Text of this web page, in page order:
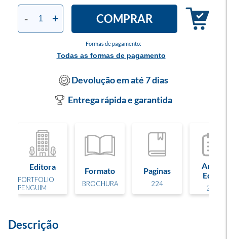
Formas de pagamento:
Todas as formas de pagamento
- + COMPRAR
Devolução em até 7 dias
Entrega rápida e garantida
Editora
PORTFOLIO
PENGUIM
Formato
BROCHURA
Paginas
224
Ano de
Edição
2026
Descrição